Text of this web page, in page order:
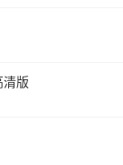
版